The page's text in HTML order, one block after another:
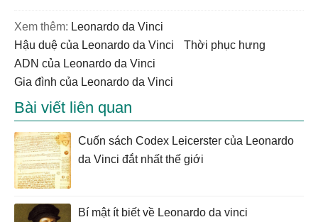
Xem thêm:
Leonardo da Vinci
hậu duệ của Leonardo da Vinci
thời phục hưng
ADN của Leonardo da Vinci
gia đình của Leonardo da Vinci
Bài viết liên quan
Cuốn sách Codex Leicerster của Leonardo
da Vinci đắt nhất thế giới
Bí mật ít biết về Leonardo da vinci